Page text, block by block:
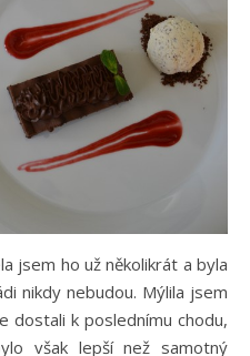
jsem ho už několikrát a byla
nikdy nebudou. Mýlila jsem
dostali k poslednímu chodu,
však lepší než samotný